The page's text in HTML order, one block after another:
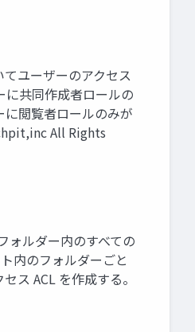
ユーザーのアクセス
に共同作成者ロールの
閲覧者ロールのみが
All Rights
ォルダー内のすべての
内のフォルダーごと
ス ACL を作成する。